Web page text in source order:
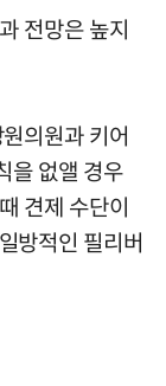
전망은 높지
의원과 키어
을 없앨 경우
견제 수단이
방적인 필리버